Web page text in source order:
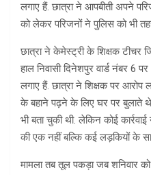
लगाए हैं. छात्रा ने आपबीती अपने
को लेकर परिजनों ने पुलिस को भी
छात्रा ने केमेस्ट्री के शिक्षक टीचर
हाल निवासी दिनेशपुर वार्ड नंबर 6
लगाए हैं. छात्रा ने शिक्षक पर आरोप
के बहाने पढ़ने के लिए घर पर बुलाते
भी बता चुकी थी. लेकिन कोई
की एक नहीं बल्कि कई लड़कियों के
मामला तब तूल पकड़ा जब शनिवार